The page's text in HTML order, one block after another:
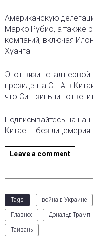
Американскую
Марко Рубио, а также
компаний, включая
Хуанга.
Этот визит стал
президента США в
что Си Цзиньпин
Подписывайтесь на наш
Китае — без лицемерия
Leave a comment
Tags война в Украине
Главное Дональд Трамп
Тайвань